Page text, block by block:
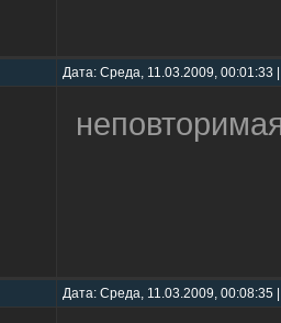
Дата: Среда, 11.03.2009,
Дата: Среда, 11.03.2009,